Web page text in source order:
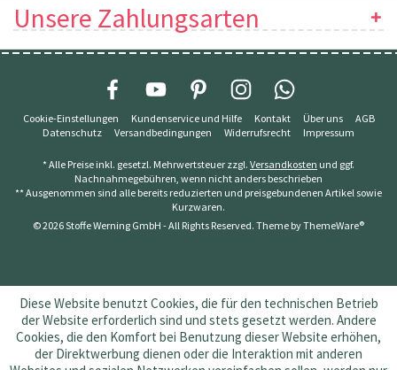
Unsere Zahlungsarten
Cookie-Einstellungen Kundenservice und Hilfe Kontakt Über uns
AGB
Datenschutz
Versandbedingungen Widerrufsrecht Impressum
* Alle Preise inkl. gesetzl. Mehrwertsteuer zzgl. Versandkosten und ggf.
Nachnahmegebühren, wenn nicht anders beschrieben
** Ausgenommen sind alle bereits reduzierten und preisgebundenen Artikel sowie
Kurzwaren.
© 2026 Stoffe Werning GmbH - All Rights Reserved. Theme byThemeWare®
Diese Website benutzt Cookies, die für den technischen Betrieb
der Website erforderlich sind und stets gesetzt werden. Andere
Cookies, die den Komfort bei Benutzung dieser Website erhöhen,
der Direktwerbung dienen oder die Interaktion mit anderen